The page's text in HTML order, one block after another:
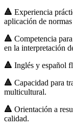
🔺 Experiencia
aplicación de
🔺 Competencia
en la interpretación
🔺 Inglés y español
🔺 Capacidad para
multicultural.
🔺 Orientación a
calidad.